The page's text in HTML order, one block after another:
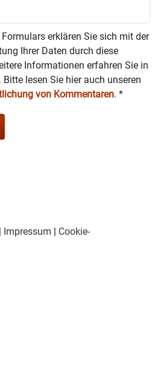
Fragen zur Verfügung.
erklären Sie sich mit der
Ihrer Daten durch diese
Informationen erfahren Sie in
Bitte lesen Sie hier auch unseren
von Kommentaren. *
| Impressum | Cookie-